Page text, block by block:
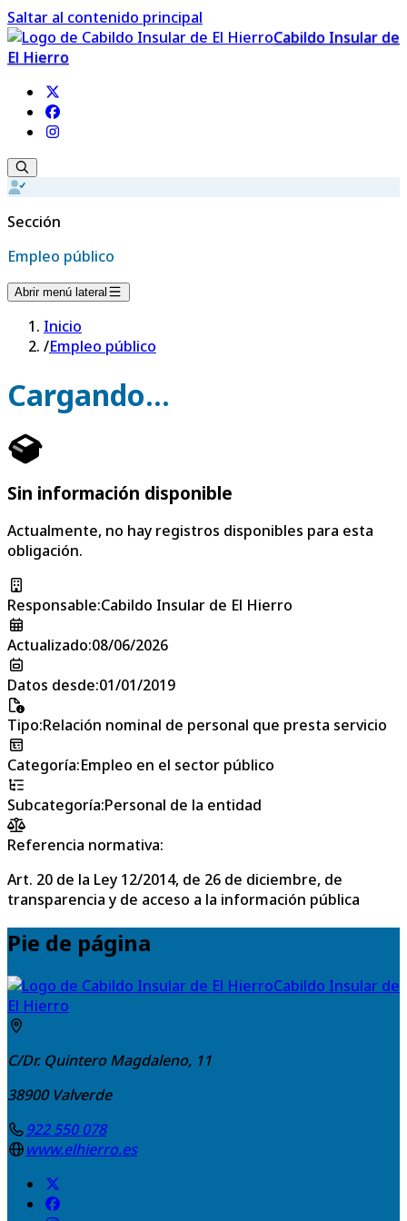
Saltar al contenido principal
Cabildo Insular de
El Hierro
Sección
Empleo público
Abrir menú lateral
Inicio
/Empleo público
Cargando...
Sin información disponible
Actualmente, no hay registros disponibles para esta
obligación.
Responsable:Cabildo Insular de El Hierro
Actualizado:08/06/2026
Datos desde:01/01/2019
Tipo:Relación nominal de personal que presta servicio
Categoría:Empleo en el sector público
Subcategoría:Personal de la entidad
Referencia normativa:
Art. 20 de la Ley 12/2014, de 26 de diciembre, de
transparencia y de acceso a la información pública
Pie de página
Cabildo Insular de
El Hierro
C/Dr. Quintero Magdaleno, 11
38900 Valverde
922 550 078
www.elhierro.es